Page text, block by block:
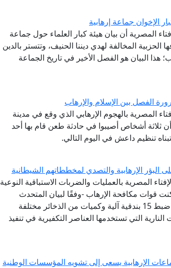
الإخوان جماعة إرهابية
المصرية أن بيان هيئة كبار العلماء حول جماعة
الحزبية المخالفة لهدي ديننا الحنيف، وتتستر بالدين
هذا البيان هو الفصل الأخير في تاريخ الجماعة
الفصل بين الإسلام والإرهاب
المصرية بالهجوم الإرهابي الذي وقع في مدينة
ثلاثة أشخاص أصيبوا في حادثة طعن قام بها أحد
تنظيم داعش في اليوم التالي.
البؤر الإرهابية والتصدي لمخططاتهم الشيطانية
المصرية بالعمليات والضربات الاستباقية النوعية
قوات مكافحة الإرهاب -وفقًا لبيان المتحدث
العسكري -من القضاء على عدد 13 عنصرًا تكفيريا، كما تم ضبط 15 بندقية آلية وكميات من الذخائر مختلفة
النارية التي تستخدمها العناصر التكفيرية في تنفيذ
الإرهابية يسعى إلى تشويه المؤسسات الوطنية